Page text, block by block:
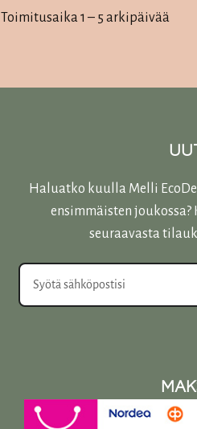
Toimitusaika 1 – 5 arkipäivää
Haluatko kuulla Melli
ensimmäisten
seuraavasta